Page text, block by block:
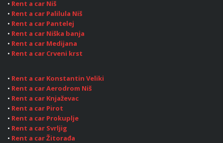
• Rent a car Niš
• Rent a car Palilula Niš
• Rent a car Pantelej
• Rent a car Niška banja
• Rent a car Medijana
• Rent a car Crveni krst
• Rent a car Konstantin Veliki
• Rent a car Aerodrom Niš
• Rent a car Knjaževac
• Rent a car Pirot
• Rent a car Prokuplje
• Rent a car Svrljig
• Rent a car Žitorađa